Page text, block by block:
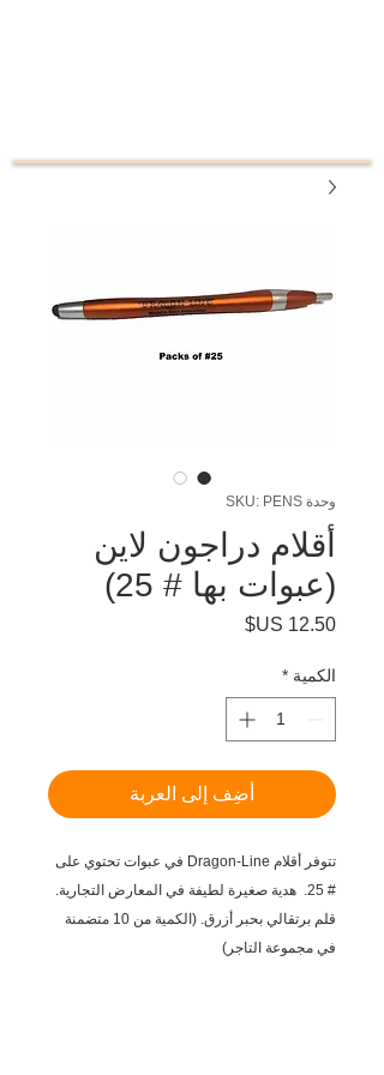
وحدة SKU: PENS
أقلام دراجون لاين
(عبوات بها # 25)
السعر
الكمية *
أضِف إلى العربة
تتوفر أقلام Dragon-Line في عبوات تحتوي على
# 25. هدية صغيرة لطيفة في المعارض التجارية.
قلم برتقالي بحبر أزرق. (الكمية من 10 متضمنة
في مجموعة التاجر)